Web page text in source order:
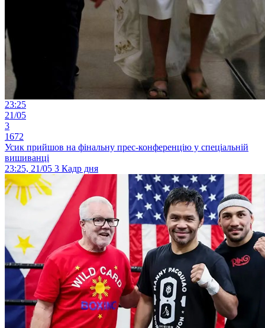
23:25
21/05
3
1672
Усик прийшов на фінальну прес-конференцію у спеціальній
вишиванці
23:25, 21/05 3 Кадр дня